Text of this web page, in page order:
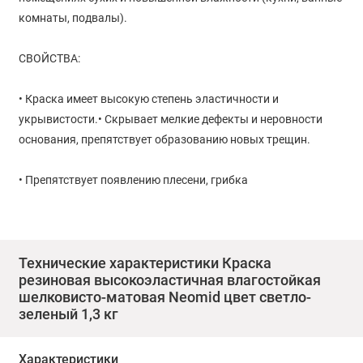
комнаты, подвалы).
СВОЙСТВА:
• Краска имеет высокую степень эластичности и
укрывистости.• Скрывает мелкие дефекты и неровности
основания, препятствует образованию новых трещин.
• Препятствует появлению плесени, грибка
Готовое покрытие резиновой краски обладает
влагостойкостью, устойчивостью к воздействию
атмосферных факторов (УФ-лучи, осадки),
паропроницаемостью, а также стойкостью к мытью
Технические характеристики Краска
резиновая высокоэластичная влагостойкая
шелковисто-матовая Neomid цвет светло-
зеленый 1,3 кг
Характеристики